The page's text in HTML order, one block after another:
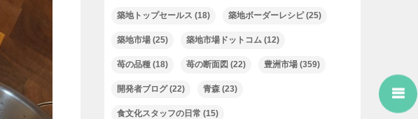
築地トップセールス (18) 築地ボーダーレシピ(25)
築地市場 (25) 築地市場ドットコム (12)
苺の品種 (18) 苺の断面図 (22) 豊洲市場 (359)
開発者ブログ(22) 青森 (23)
食文化スタッフの日常 (15)